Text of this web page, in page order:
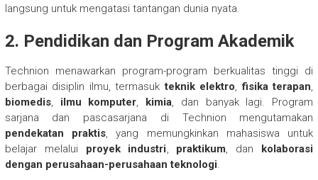
langsung untuk mengatasi tantangan dunia nyata.
2. Pendidikan dan Program Akademik
Technion menawarkan program-program berkualitas tinggi di
berbagai disiplin ilmu, termasukteknik elektro,fisika terapan,
biomedis, ilmu komputer, kimia, dan banyak lagi. Program
sarjana dan pascasarjana di Technion mengutamakan
pendekatan praktis, yang memungkinkan mahasiswa untuk
belajar melalui proyek industri, praktikum, dan kolaborasi
dengan perusahaan-perusahaan teknologi.